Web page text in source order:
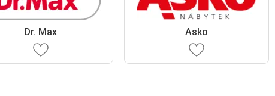
Dr. Max Asko